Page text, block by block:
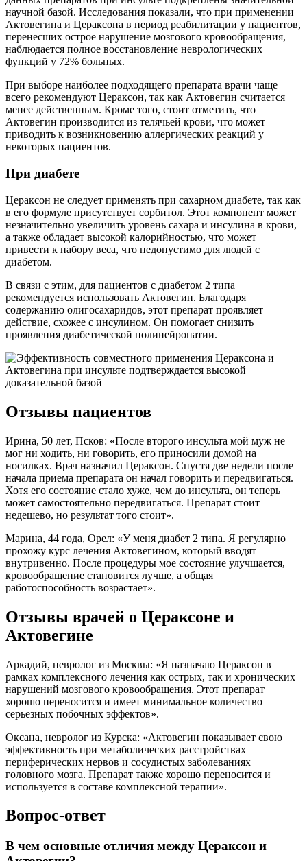
научной базой. Исследования показали, что при применении
Актовегина и Цераксона в период реабилитации у пациентов,
перенесших острое нарушение мозгового кровообращения,
наблюдается полное восстановление неврологических
функций у 72% больных.
При выборе наиболее подходящего препарата врачи чаще
всего рекомендуют Цераксон, так как Актовегин считается
менее действенным. Кроме того, стоит отметить, что
Актовегин производится из телячьей крови, что может
приводить к возникновению аллергических реакций у
некоторых пациентов.
При диабете
Цераксон не следует применять при сахарном диабете, так как
в его формуле присутствует сорбитол. Этот компонент может
незначительно увеличить уровень сахара и инсулина в крови,
а также обладает высокой калорийностью, что может
привести к набору веса, что недопустимо для людей с
диабетом.
В связи с этим, для пациентов с диабетом 2 типа
рекомендуется использовать Актовегин. Благодаря
содержанию олигосахаридов, этот препарат проявляет
действие, схожее с инсулином. Он помогает снизить
проявления диабетической полинейропатии.
Отзывы пациентов
Ирина, 50 лет, Псков: «После второго инсульта мой муж не
мог ни ходить, ни говорить, его приносили домой на
носилках. Врач назначил Цераксон. Спустя две недели после
начала приема препарата он начал говорить и передвигаться.
Хотя его состояние стало хуже, чем до инсульта, он теперь
может самостоятельно передвигаться. Препарат стоит
недешево, но результат того стоит».
Марина, 44 года, Орел: «У меня диабет 2 типа. Я регулярно
прохожу курс лечения Актовегином, который вводят
внутривенно. После процедуры мое состояние улучшается,
кровообращение становится лучше, а общая
работоспособность возрастает».
Отзывы врачей о Цераксоне и
Актовегине
Аркадий, невролог из Москвы: «Я назначаю Цераксон в
рамках комплексного лечения как острых, так и хронических
нарушений мозгового кровообращения. Этот препарат
хорошо переносится и имеет минимальное количество
серьезных побочных эффектов».
Оксана, невролог из Курска: «Актовегин показывает свою
эффективность при метаболических расстройствах
периферических нервов и сосудистых заболеваниях
головного мозга. Препарат также хорошо переносится и
используется в составе комплексной терапии».
Вопрос-ответ
В чем основные отличия между Цераксон и